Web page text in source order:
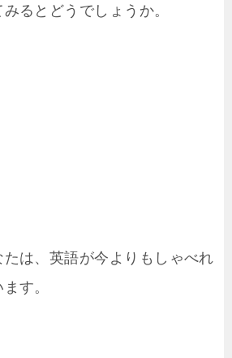
るとどうでしょうか。
は、英語が今よりもしゃべれ
す。